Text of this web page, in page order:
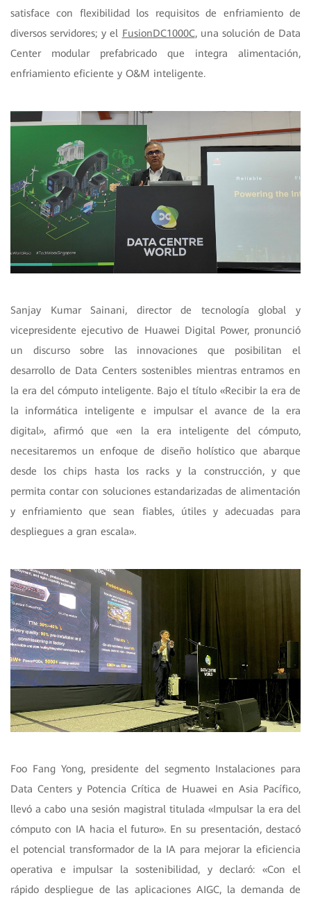
satisface con flexibilidad los requisitos de enfriamiento de
diversos servidores; y el FusionDC1000C, una solución de Data
Center modular prefabricado que integra alimentación,
enfriamiento eficiente y O&M inteligente.
Sanjay Kumar Sainani, director de tecnología global y
vicepresidente ejecutivo de Huawei Digital Power, pronunció
un discurso sobre las innovaciones que posibilitan el
desarrollo de Data Centers sostenibles mientras entramos en
la era del cómputo inteligente. Bajo el título «Recibir la era de
la informática inteligente e impulsar el avance de la era
digital», afirmó que «en la era inteligente del cómputo,
necesitaremos un enfoque de diseño holístico que abarque
desde los chips hasta los racks y la construcción, y que
permita contar con soluciones estandarizadas de alimentación
y enfriamiento que sean fiables, útiles y adecuadas para
despliegues a gran escala».
Foo Fang Yong, presidente del segmento Instalaciones para
Data Centers y Potencia Crítica de Huawei en Asia Pacífico,
llevó a cabo una sesión magistral titulada «Impulsar la era del
cómputo con IA hacia el futuro». En su presentación, destacó
el potencial transformador de la IA para mejorar la eficiencia
operativa e impulsar la sostenibilidad, y declaró: «Con el
rápido despliegue de las aplicaciones AIGC, la demanda de